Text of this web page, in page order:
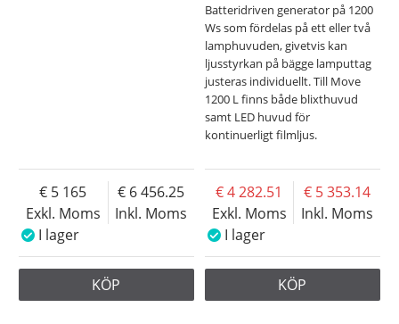
Exkl. Moms
5 165
Inkl. Moms
6 456.25
I lager
KÖP
Batteridriven generator på 1200
Ws som fördelas på ett eller två
lamphuvuden, givetvis kan
ljusstyrkan på bägge lamputtag
justeras individuellt. Till Move
1200 L finns både blixthuvud
samt LED huvud för
kontinuerligt filmljus.
Exkl. Moms
4 282.51
Inkl. Moms
5 353.14
I lager
KÖP